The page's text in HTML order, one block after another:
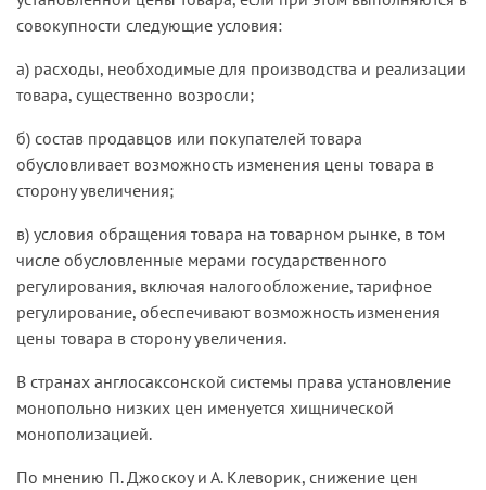
совокупности следующие условия:
а) расходы, необходимые для производства и реализации
товара, существенно возросли;
б) состав продавцов или покупателей товара
обусловливает возможность изменения цены товара в
сторону увеличения;
в) условия обращения товара на товарном рынке, в том
числе обусловленные мерами государственного
регулирования, включая налогообложение, тарифное
регулирование, обеспечивают возможность изменения
цены товара в сторону увеличения.
В странах англосаксонской системы права установление
монопольно низких цен именуется хищнической
монополизацией.
По мнению П. Джоскоу и А. Клеворик, снижение цен